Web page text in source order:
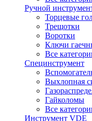
Ручной
Торцевые
Трещотки
Воротки
Ключи
Все
Специнструмент
Выхлопная
Гайколомы
Все
Инструмент VDE